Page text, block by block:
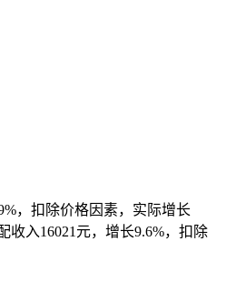
，扣除价格因素，实际增长
收入16021元，增长9.6%，扣除